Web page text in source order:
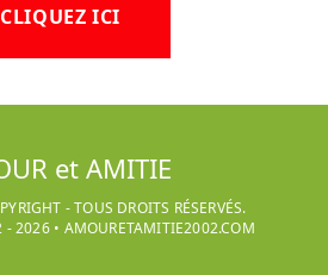
CLIQUEZ ICI
et AMITIE
- TOUS DROITS RÉSERVÉS.
-2026• AMOURETAMITIE2002.COM